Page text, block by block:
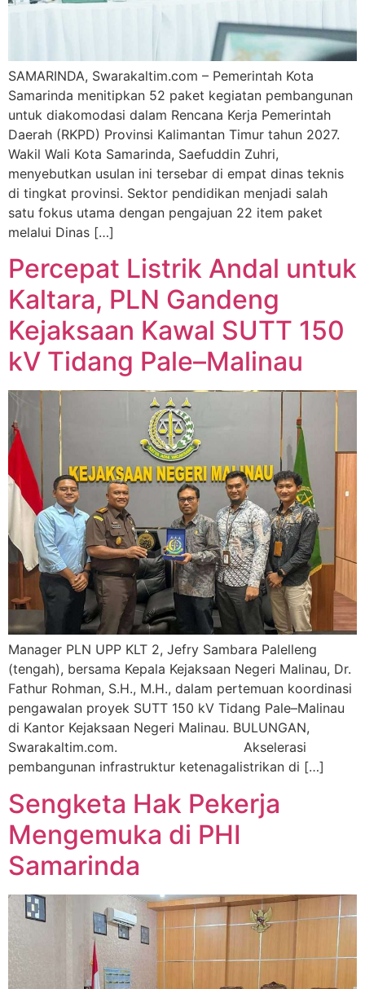
SAMARINDA, Swarakaltim.com – Pemerintah Kota
Samarinda menitipkan 52 paket kegiatan pembangunan
untuk diakomodasi dalam Rencana Kerja Pemerintah
Daerah (RKPD) Provinsi Kalimantan Timur tahun 2027.
Wakil Wali Kota Samarinda, Saefuddin Zuhri,
menyebutkan usulan ini tersebar di empat dinas teknis
di tingkat provinsi. Sektor pendidikan menjadi salah
satu fokus utama dengan pengajuan 22 item paket
melalui Dinas […]
Percepat Listrik Andal untuk
Kaltara, PLN Gandeng
Kejaksaan Kawal SUTT 150
kV Tidang Pale–Malinau
Manager PLN UPP KLT 2, Jefry Sambara Palelleng
(tengah), bersama Kepala Kejaksaan Negeri Malinau, Dr.
Fathur Rohman, S.H., M.H., dalam pertemuan koordinasi
pengawalan proyek SUTT 150 kV Tidang Pale–Malinau
di Kantor Kejaksaan Negeri Malinau. BULUNGAN,
Swarakaltim.com. Akselerasi
pembangunan infrastruktur ketenagalistrikan di […]
Sengketa Hak Pekerja
Mengemuka di PHI
Samarinda